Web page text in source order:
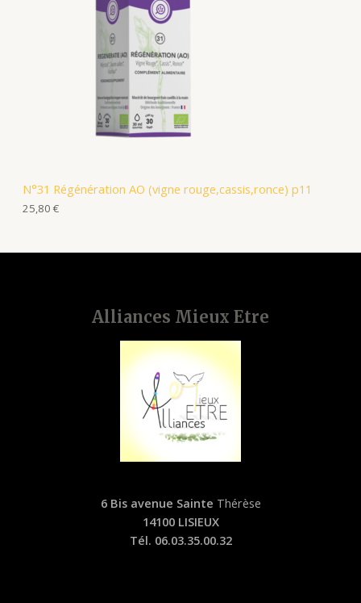
N°31 Régénération AO (vigne rouge,cassis,ronce) p11
25,80 €
Alliances Mieux Etre
6 Bis avenue Sainte Thérèse
14100 LISIEUX
Tél. 06.03.35.00.32